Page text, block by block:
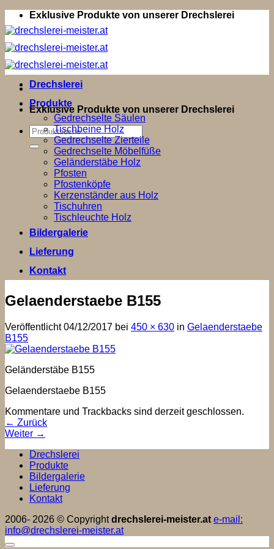
Zum
Inhalt
springen
Exklusive Produkte von unserer Drechslerei
Exklusive Produkte von unserer Drechslerei
Suchen
nach:
Drechslerei
Produkte
Gedrechselte Säulen
Tischbeine Holz
Gedrechselte Zierteile
Gedrechselte Möbelfüße
Geländerstäbe Holz
Pfosten
Pfostenköpfe
Kerzenständer aus Holz
Tischuhren
Tischleuchte Holz
Bildergalerie
Lieferung
Kontakt
Gelaenderstaebe B155
Veröffentlicht04/12/2017 bei 450 × 630 in Gelaenderstaebe
B155
Geländerstäbe B155
Gelaenderstaebe B155
Kommentare und Trackbacks sind derzeit geschlossen.
← Zurück
Weiter →
Drechslerei
Produkte
Bildergalerie
Lieferung
Kontakt
2006- 2026 © Copyrightdrechslerei-meister.at e-mail:
info@drechslerei-meister.at